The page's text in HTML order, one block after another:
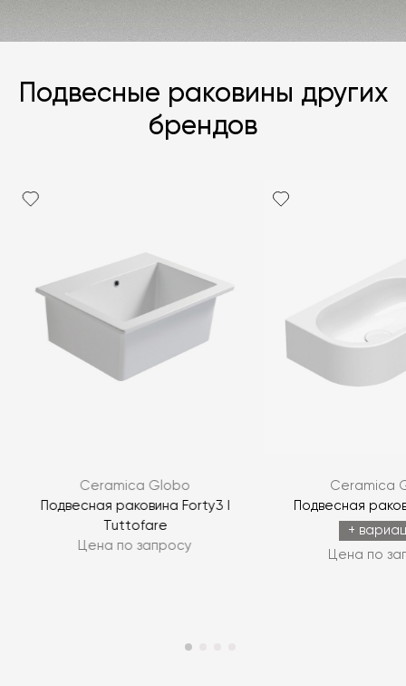
политикой персональных данных
Подвесные раковины других
брендов
Ceramica Globo
Подвесная раковина Forty3 I
Tuttofare
Цена по запросу
Ceramica
Подвесная
+
Цена по